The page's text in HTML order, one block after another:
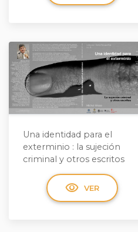
Una identidad para el
exterminio : la sujeción
criminal y otros escritos
visibility VER